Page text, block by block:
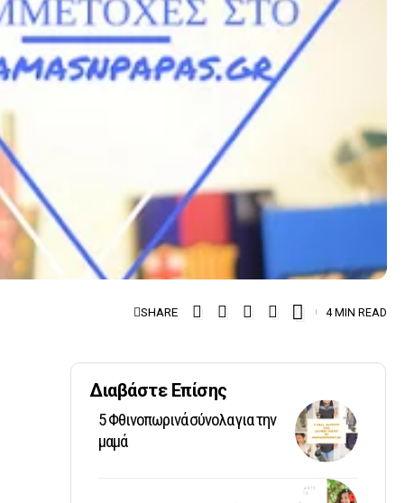
SHARE 4 MIN READ
Διαβάστε Επίσης
5 Φθινοπωρινά σύνολα για την
μαμά